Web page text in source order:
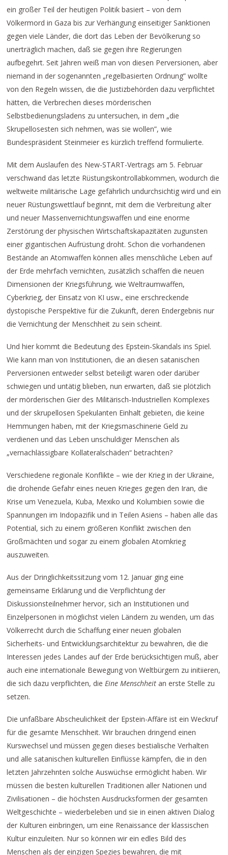
ein großer Teil der heutigen Politik basiert – von dem
Völkermord in Gaza bis zur Verhängung einseitiger Sanktionen
gegen viele Länder, die dort das Leben der Bevölkerung so
unerträglich machen, daß sie gegen ihre Regierungen
aufbegehrt. Seit Jahren weiß man von diesen Perversionen, aber
niemand in der sogenannten „regelbasierten Ordnung” wollte
von den Regeln wissen, die die Justizbehörden dazu verpflichtet
hätten, die Verbrechen dieses mörderischen
Selbstbedienungsladens zu untersuchen, in dem „die
Skrupellosesten sich nehmen, was sie wollen”, wie
Bundespräsident Steinmeier es kürzlich treffend formulierte.
Mit dem Auslaufen des New-START-Vertrags am 5. Februar
verschwand das letzte Rüstungskontrollabkommen, wodurch die
weltweite militärische Lage gefährlich undurchsichtig wird und ein
neuer Rüstungswettlauf beginnt, mit dem die Verbreitung alter
und neuer Massenvernichtungswaffen und eine enorme
Zerstörung der physischen Wirtschaftskapazitäten zugunsten
einer gigantischen Aufrüstung droht. Schon die vorhandenen
Bestände an Atomwaffen können alles menschliche Leben auf
der Erde mehrfach vernichten, zusätzlich schaffen die neuen
Dimensionen der Kriegsführung, wie Weltraumwaffen,
Cyberkrieg, der Einsatz von KI usw., eine erschreckende
dystopische Perspektive für die Zukunft, deren Endergebnis nur
die Vernichtung der Menschheit zu sein scheint.
Und hier kommt die Bedeutung des Epstein-Skandals ins Spiel.
Wie kann man von Institutionen, die an diesen satanischen
Perversionen entweder selbst beteiligt waren oder darüber
schwiegen und untätig blieben, nun erwarten, daß sie plötzlich
der mörderischen Gier des Militärisch-Industriellen Komplexes
und der skrupellosen Spekulanten Einhalt gebieten, die keine
Hemmungen haben, mit der Kriegsmaschinerie Geld zu
verdienen und das Leben unschuldiger Menschen als
„vernachlässigbare Kollateralschäden“ betrachten?
Verschiedene regionale Konflikte – wie der Krieg in der Ukraine,
die drohende Gefahr eines neuen Krieges gegen den Iran, die
Krise um Venezuela, Kuba, Mexiko und Kolumbien sowie die
Spannungen im Indopazifik und in Teilen Asiens – haben alle das
Potential, sich zu einem größeren Konflikt zwischen den
Großmächten und sogar zu einem globalen Atomkrieg
auszuweiten.
Aus der Dringlichkeitssitzung vom 12. Januar ging eine
gemeinsame Erklärung und die Verpflichtung der
Diskussionsteilnehmer hervor, sich an Institutionen und
Einzelpersonen in möglichst vielen Ländern zu wenden, um das
Völkerrecht durch die Schaffung einer neuen globalen
Sicherheits- und Entwicklungsarchitektur zu bewahren, die die
Interessen jedes Landes auf der Erde berücksichtigen muß, aber
auch eine internationale Bewegung von Weltbürgern zu initiieren,
die sich dazu verpflichten, die Eine Menschheit an erste Stelle zu
setzen.
Die unfaßbare Abscheulichkeit der Epstein-Affäre ist ein Weckruf
für die gesamte Menschheit. Wir brauchen dringend einen
Kurswechsel und müssen gegen dieses bestialische Verhalten
und alle satanischen kulturellen Einflüsse kämpfen, die in den
letzten Jahrzehnten solche Auswüchse ermöglicht haben. Wir
müssen die besten kulturellen Traditionen aller Nationen und
Zivilisationen – die höchsten Ausdrucksformen der gesamten
Weltgeschichte – wiederbeleben und sie in einen aktiven Dialog
der Kulturen einbringen, um eine Renaissance der klassischen
Kultur einzuleiten. Nur so können wir ein edles Bild des
Menschen als der einzigen Spezies bewahren, die mit